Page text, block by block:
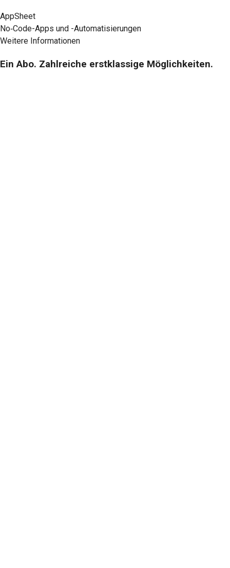
AppSheet
No‑Code-Apps und -Automatisierungen
Weitere Informationen
Ein Abo. Zahlreiche erstklassige Möglichkeiten.